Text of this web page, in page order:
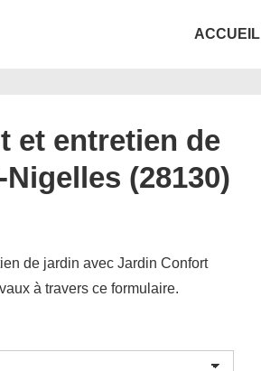
ACCUEIL
et entretien de
(28130)
de jardin avec Jardin Confort
à travers ce formulaire.